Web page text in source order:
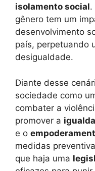
isolamento social.
gênero tem um
desenvolvimento
país, perpetuando
desigualdade.
Diante desse
sociedade como
combater a
promover a
e o
medidas
que haja uma